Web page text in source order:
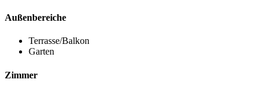
Außenbereiche
Terrasse/Balkon
Garten
Zimmer